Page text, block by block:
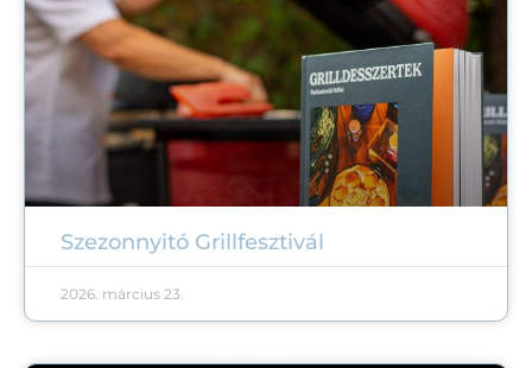
Szezonnyitó Grillfesztivál
2026. március 23.